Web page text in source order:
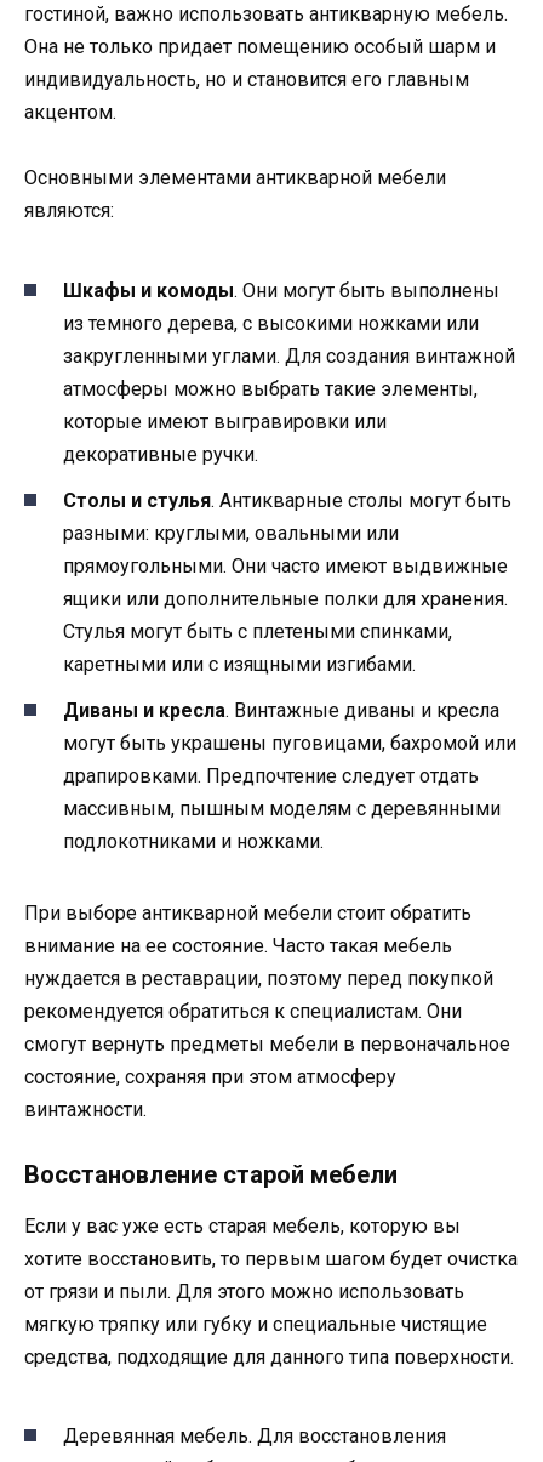
гостиной, важно использовать антикварную мебель.
Она не только придает помещению особый шарм и
индивидуальность, но и становится его главным
акцентом.
Основными элементами антикварной мебели
являются:
Шкафы и комоды. Они могут быть выполнены
из темного дерева, с высокими ножками или
закругленными углами. Для создания винтажной
атмосферы можно выбрать такие элементы,
которые имеют выгравировки или
декоративные ручки.
Столы и стулья. Антикварные столы могут быть
разными: круглыми, овальными или
прямоугольными. Они часто имеют выдвижные
ящики или дополнительные полки для хранения.
Стулья могут быть с плетеными спинками,
каретными или с изящными изгибами.
Диваны и кресла. Винтажные диваны и кресла
могут быть украшены пуговицами, бахромой или
драпировками. Предпочтение следует отдать
массивным, пышным моделям с деревянными
подлокотниками и ножками.
При выборе антикварной мебели стоит обратить
внимание на ее состояние. Часто такая мебель
нуждается в реставрации, поэтому перед покупкой
рекомендуется обратиться к специалистам. Они
смогут вернуть предметы мебели в первоначальное
состояние, сохраняя при этом атмосферу
винтажности.
Восстановление старой мебели
Если у вас уже есть старая мебель, которую вы
хотите восстановить, то первым шагом будет очистка
от грязи и пыли. Для этого можно использовать
мягкую тряпку или губку и специальные чистящие
средства, подходящие для данного типа поверхности.
Деревянная мебель. Для восстановления